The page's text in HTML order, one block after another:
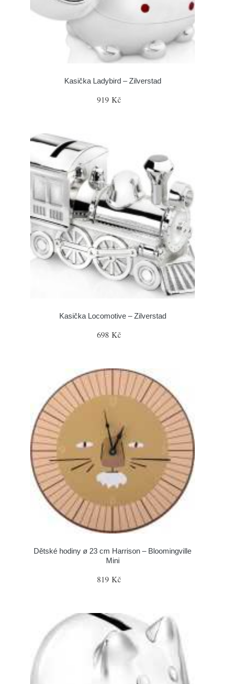
Kasička Ladybird – Zilverstad
919 Kč
Kasička Locomotive – Zilverstad
698 Kč
Dětské hodiny ø 23 cm Harrison – Bloomingville
Mini
819 Kč